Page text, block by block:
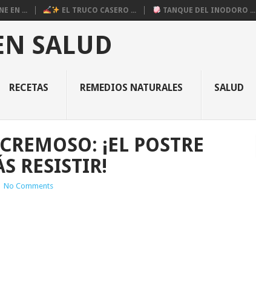
EN ... EL TRUCO CASERO ... TANQUE DEL INODORO ...
SALUD
RECETAS REMEDIOS NATURALES SALUD
¡EL POSTRE
RESISTIR!
No Comments